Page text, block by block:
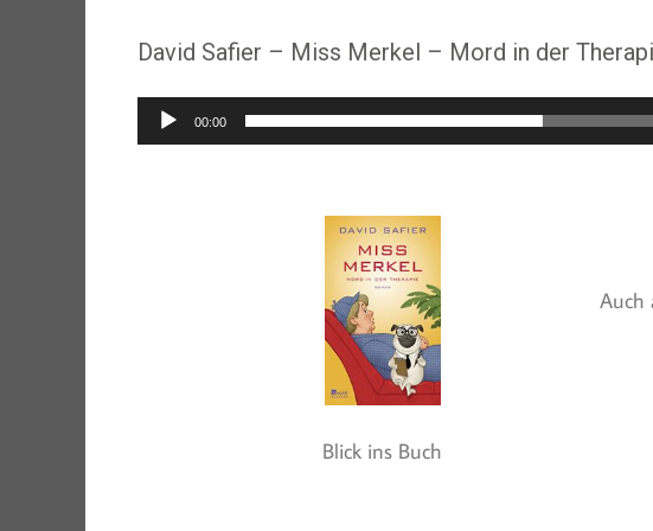
David Safier – Miss Merkel – Mord in der
Audio-
Player
00:00
Blick ins Buch
Auch